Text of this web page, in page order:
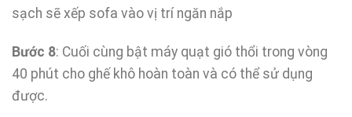
sạch sẽ xếp sofa vào vị trí ngăn nắp
Bước 8: Cuối cùng bật máy quạt gió thổi trong vòng
40 phút cho ghế khô hoàn toàn và có thể sử dụng
được.